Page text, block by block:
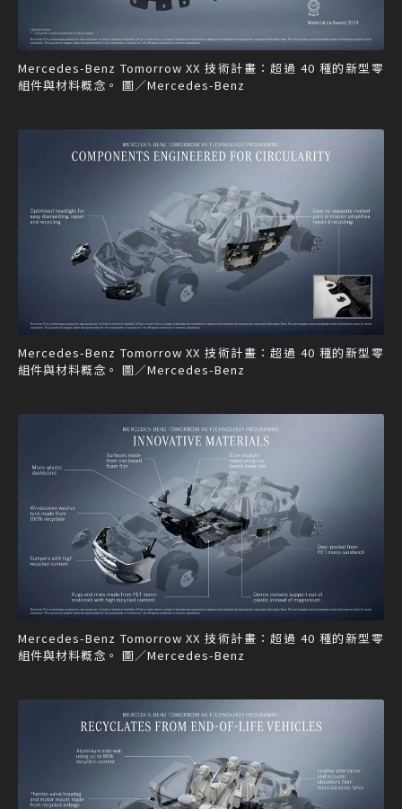
Mercedes-Benz Tomorrow XX 技術計畫：超過 40 種的新型零
組件與材料概念。 圖／Mercedes-Benz
Mercedes-Benz Tomorrow XX 技術計畫：超過 40 種的新型零
組件與材料概念。 圖／Mercedes-Benz
Mercedes-Benz Tomorrow XX 技術計畫：超過 40 種的新型零
組件與材料概念。 圖／Mercedes-Benz